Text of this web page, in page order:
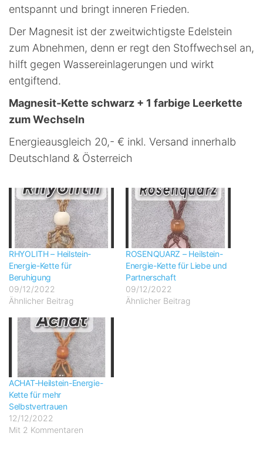
entspannt und bringt inneren Frieden.
Der Magnesit ist der zweitwichtigste Edelstein
zum Abnehmen, denn er regt den Stoffwechsel an,
hilft gegen Wassereinlagerungen und wirkt
entgiftend.
Magnesit-Kette schwarz + 1 farbige Leerkette
zum Wechseln
Energieausgleich 20,- € inkl. Versand innerhalb
Deutschland & Österreich
RHYOLITH – Heilstein-
Energie-Kette für
Beruhigung
09/12/2022
Ähnlicher Beitrag
ROSENQUARZ – Heilstein-
Energie-Kette für Liebe und
Partnerschaft
09/12/2022
Ähnlicher Beitrag
ACHAT-Heilstein-Energie-
Kette für mehr
Selbstvertrauen
12/12/2022
Mit 2 Kommentaren